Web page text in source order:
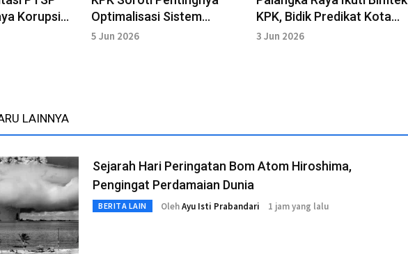
Korupsi
Rentan
Optimalisasi Sistem
Pencegahan Korupsi
5 Jun 2026
KPK, Bidik Predikat Kota
Antikorupsi 2026
3 Jun 2026
LAINNYA
Sejarah Hari Peringatan Bom Atom Hiroshima,
Pengingat Perdamaian Dunia
BERITA LAIN OlehAyu Isti Prabandari 1 jam yang lalu